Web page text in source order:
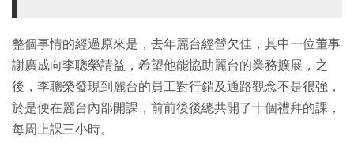
整個事情的經過原來是，去年麗台經營欠佳，其中一位董事
謝廣成向李聰榮請益，希望他能協助麗台的業務擴展，之
後，李聰榮發現到麗台的員工對行銷及通路觀念不是很強，
於是便在麗台內部開課，前前後後總共開了十個禮拜的課，
每周上課三小時。